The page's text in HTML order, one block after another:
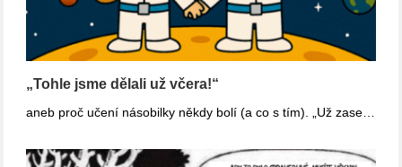
„Tohle jsme dělali už včera!“
aneb proč učení násobilky někdy bolí (a co s tím). „Už zase…